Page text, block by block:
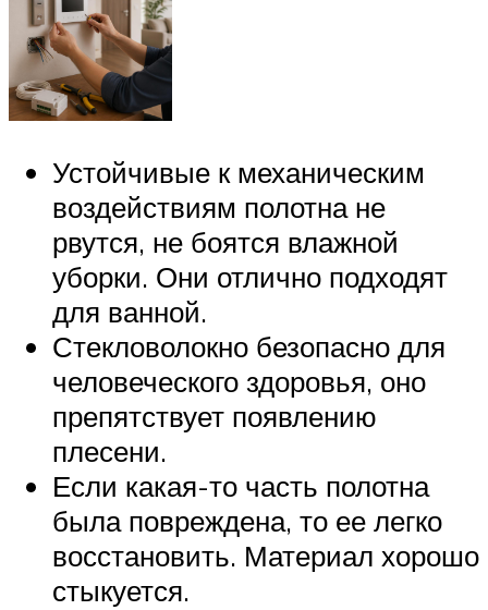
Устойчивые к механическим
воздействиям полотна не
рвутся, не боятся влажной
уборки. Они отлично подходят
для ванной.
Стекловолокно безопасно для
человеческого здоровья, оно
препятствует появлению
плесени.
Если какая-то часть полотна
была повреждена, то ее легко
восстановить. Материал хорошо
стыкуется.